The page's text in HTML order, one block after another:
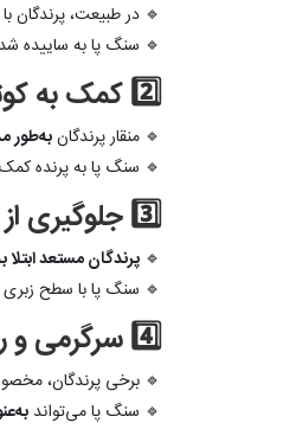
🔹 در طبیعت،
🔹 سنگ پا به ساییده
2️⃣ کمک به کوتاه شدن و فرم‌دهی منقار 🦷
🔹 منقار پرندگانبه‌طور
🔹 سنگ پا به پرنده
3️⃣ جلوگیری از زخم و عفونت در پاها 🦜
🔹پرندگان مستعد
🔹 سنگ پا با سطح زبری
4️⃣ سرگرمی و رفع استرس پرنده 🎭
🔹 برخی پرندگان،
🔹 سنگ پا می‌تواند